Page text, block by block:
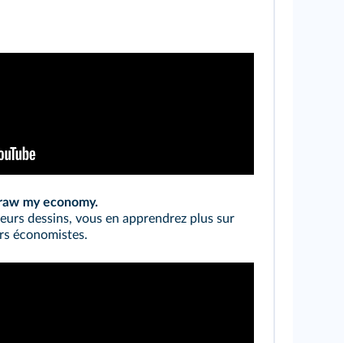
my economy.
dessins, vous en apprendrez plus sur
économistes.